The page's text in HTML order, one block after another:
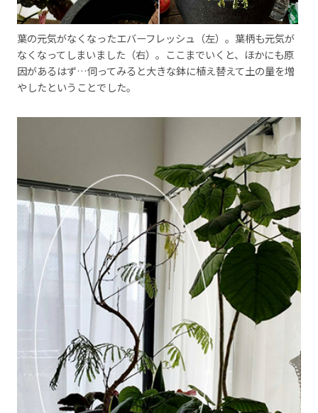
葉の元気がなくなったエバーフレッシュ（左）。葉柄も元気が
なくなってしまいました（右）。ここまでいくと、ほかにも原
因があるはず…伺ってみると大きな鉢に植え替えて土の量を増
やしたということでした。